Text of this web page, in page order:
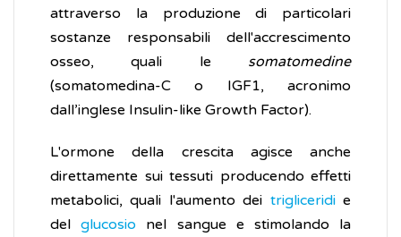
attraverso la produzione di particolari
sostanze responsabili dell'accrescimento
osseo, quali le somatomedine
(somatomedina-C o IGF1, acronimo
dall’inglese Insulin-like Growth Factor).
L'ormone della crescita agisce anche
direttamente sui tessuti producendo effetti
metabolici, quali l'aumento dei trigliceridie
delglucosio nel sangue e stimolando la